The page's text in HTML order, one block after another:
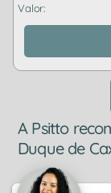
Valor:
A Psitto
Duque de